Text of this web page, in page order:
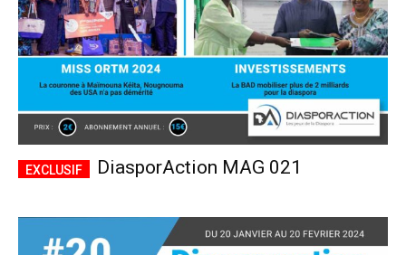
DiasporAction MAG 021